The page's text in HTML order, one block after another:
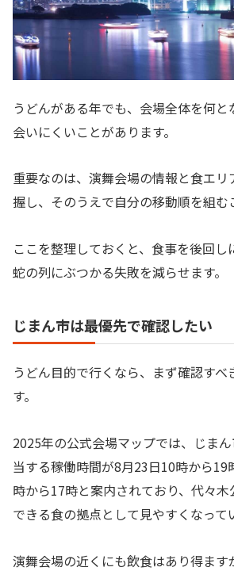
うどんがある年でも、会場全体を何
会いにくいことがあります。
重要なのは、演舞会場の情報と食エ
握し、そのうえで自分の移動順を組む
ここを整理しておくと、食事を後回
蛇の列にぶつかる失敗を減らせます。
じまん市は最優先で確認したい
うどん目的で行くなら、まず確認す
す。
2025年の公式会場マップでは、じま
当する稼働時間が8月23日10時から19
時から17時と案内されており、代々
できる食の拠点として見やすくなって
演舞会場の近くにも飲食はあり得ます